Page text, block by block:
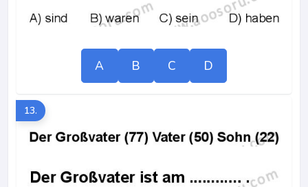
A B C D
13.